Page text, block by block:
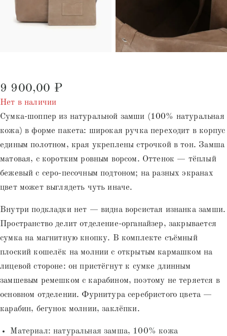
9 900,00 ₽
Нет в наличии
Сумка-шоппер из натуральной замши (100% натуральная
кожа) в форме пакета: широкая ручка переходит в корпус
единым полотном, края укреплены строчкой в тон. Замша
матовая, с коротким ровным ворсом. Оттенок — тёплый
бежевый с серо-песочным подтоном; на разных экранах
цвет может выглядеть чуть иначе.
Внутри подкладки нет — видна ворсистая изнанка замши.
Пространство делит отделение-органайзер, закрывается
сумка на магнитную кнопку. В комплекте съёмный
плоский кошелёк на молнии с открытым кармашком на
лицевой стороне: он пристёгнут к сумке длинным
замшевым ремешком с карабином, поэтому не теряется в
основном отделении. Фурнитура серебристого цвета —
карабин, бегунок молнии, заклёпки.
Материал: натуральная замша, 100% кожа